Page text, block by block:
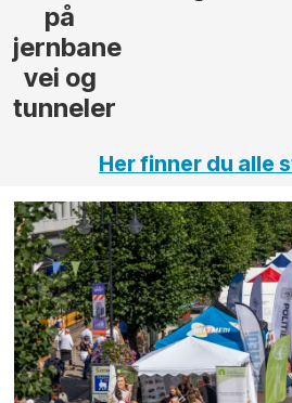
Her finner du alle